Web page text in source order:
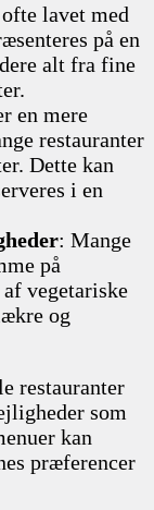
lavet med
på en
alt fra fine
en mere
restauranter
Dette kan
i en
: Mange
på
vegetariske
og
restauranter
som
kan
præferencer